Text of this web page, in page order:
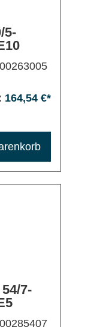
5-
164,54 €*
7-